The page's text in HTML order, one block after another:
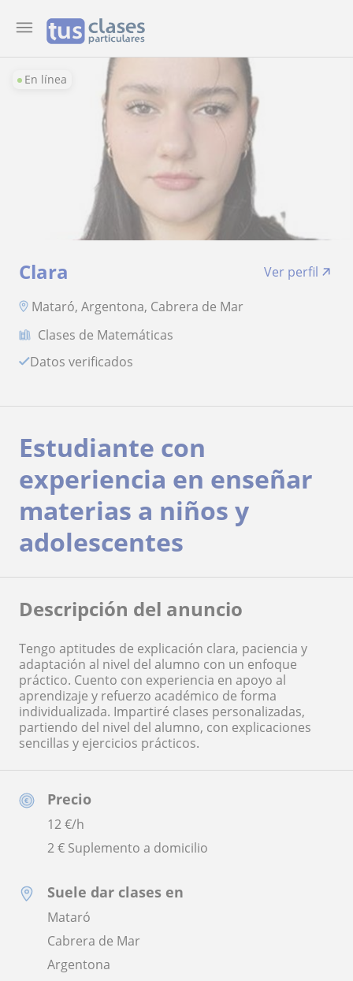
En línea
Clara
Ver perfil
Mataró, Argentona, Cabrera de Mar
Clases de Matemáticas
Datos verificados
Precio
12€/h
2 € Suplemento a domicilio
Suele dar clases en
Mataró
Cabrera de Mar
Argentona
Estudiante con
experiencia en enseñar
materias a niños y
adolescentes
Descripción del anuncio
Tengo aptitudes de explicación clara, paciencia y
adaptación al nivel del alumno con un enfoque
práctico. Cuento con experiencia en apoyo al
aprendizaje y refuerzo académico de forma
individualizada. Impartiré clases personalizadas,
partiendo del nivel del alumno, con explicaciones
sencillas y ejercicios prácticos.